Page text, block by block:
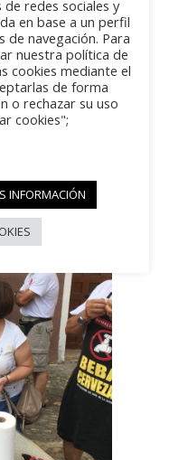
redes sociales y
en base a un perfil
navegación. Para
nuestra política de
cookies mediante el
de forma
o rechazar su uso
cookies";
INFORMACIÓN